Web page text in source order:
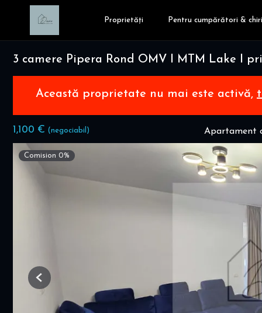
Proprietăți Pentru cumpărători &
3 camere Pipera Rond OMV I MTM Lake I
Această proprietate nu mai este activă,
1,100 € (negociabil) Apartament
Comision 0%
Previous